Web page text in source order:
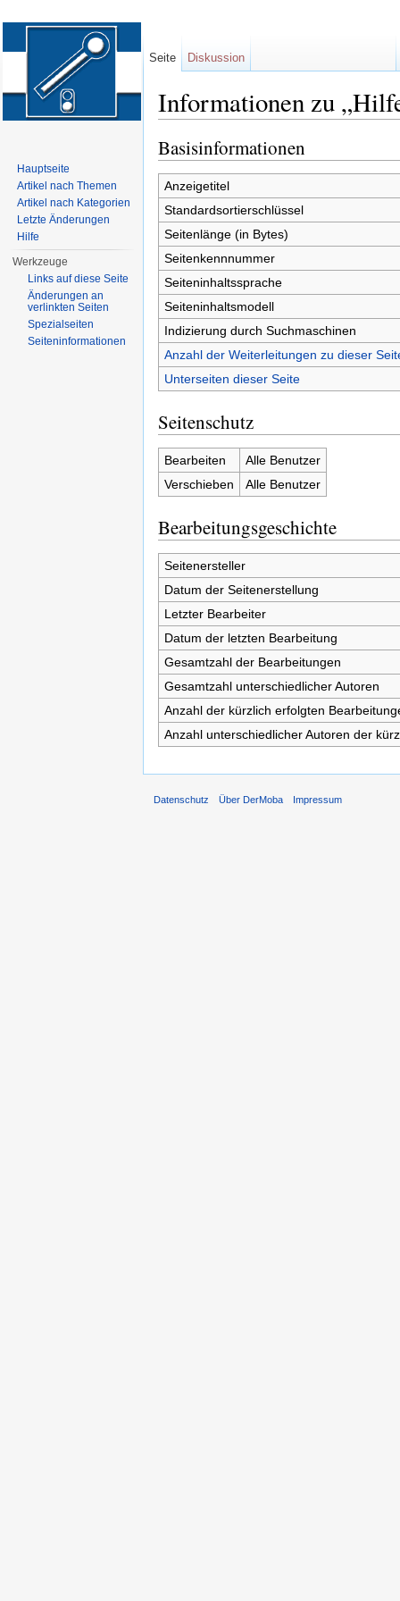
Informationen zu
Basisinformationen
Anzeigetitel
Standardsortierschlüssel
Seitenlänge (in Bytes)
Seitenkennnummer
Seiteninhaltssprache
Seiteninhaltsmodell
Indizierung durch Suchmaschinen
Anzahl der Weiterleitungen zu dieser
Unterseiten dieser Seite
Seitenschutz
Bearbeiten
Alle Benutzer
Verschieben
Alle Benutzer
Bearbeitungsgeschichte
Seitenersteller
Datum der Seitenerstellung
Letzter Bearbeiter
Datum der letzten Bearbeitung
Gesamtzahl der Bearbeitungen
Gesamtzahl unterschiedlicher Autoren
Anzahl der kürzlich erfolgten
Anzahl unterschiedlicher Autoren der
Seite Diskussion
Hauptseite
Artikel nach Themen
Artikel nach Kategorien
Letzte Änderungen
Hilfe
Werkzeuge
Links auf diese Seite
Änderungen an
verlinkten Seiten
Spezialseiten
Seiten­informationen
Datenschutz Über DerMoba Impressum